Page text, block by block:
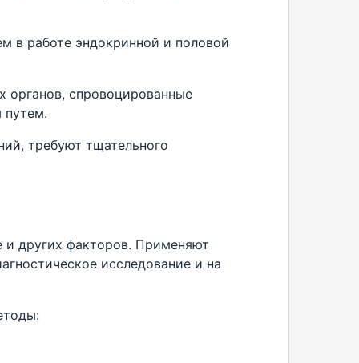
в работе эндокринной и половой
органов, спровоцированные
требуют тщательного
и других факторов. Применяют
исследование и на